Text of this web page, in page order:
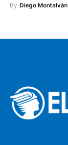
By Diego Montalván